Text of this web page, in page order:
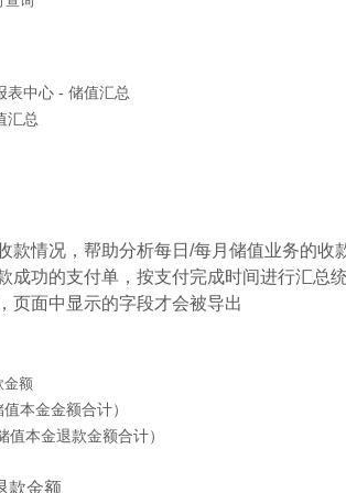
表中心 - 储值汇总
总
款情况，帮助分析每日/每月储值业务的收
成功的支付单，按支付完成时间进行汇总统
页面中显示的字段才会被导出
金额
本金金额合计）
本金退款金额合计）
款金额